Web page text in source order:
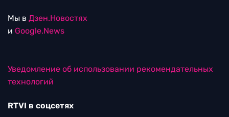
Мы в Дзен.Новостях
и Google.News
Уведомление об использовании рекомендательных
технологий
RTVI в соцсетях